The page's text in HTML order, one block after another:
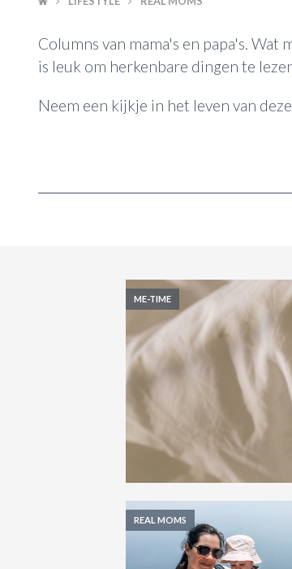
Columns van mama's en papa's.
is leuk om herkenbare dingen te
Neem een kijkje in het leven van
ME-TIME
REAL MOMS